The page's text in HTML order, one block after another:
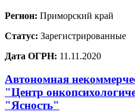
Регион: Приморский край
Статус: Зарегистрированные
Дата ОГРН: 11.11.2020
Автономная
"Центр
"Ясность"